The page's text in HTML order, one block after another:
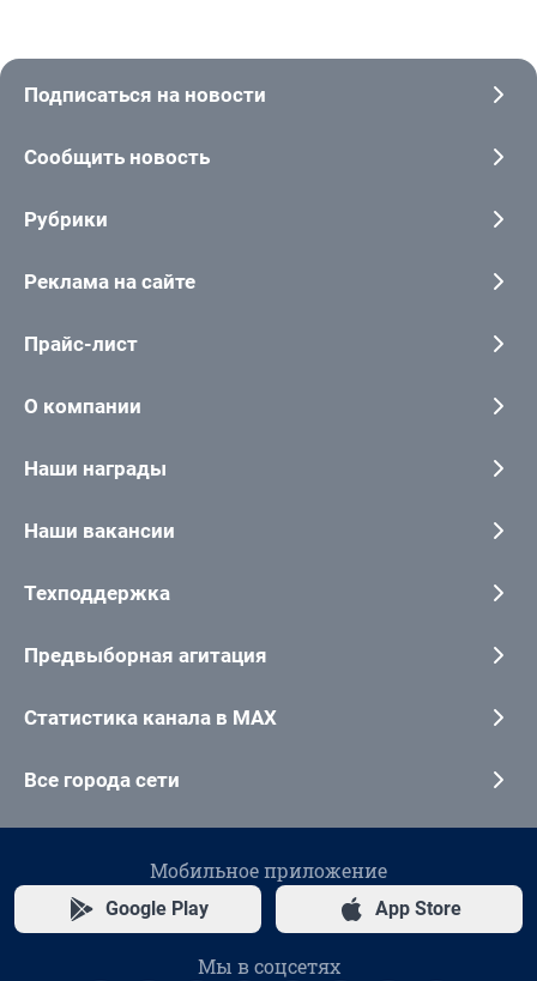
Подписаться на новости
Сообщить новость
Рубрики
Реклама на сайте
Прайс-лист
О компании
Наши награды
Наши вакансии
Техподдержка
Предвыборная агитация
Статистика канала в MAX
Все города сети
Мобильное приложение
Google Play App Store
Мы в соцсетях